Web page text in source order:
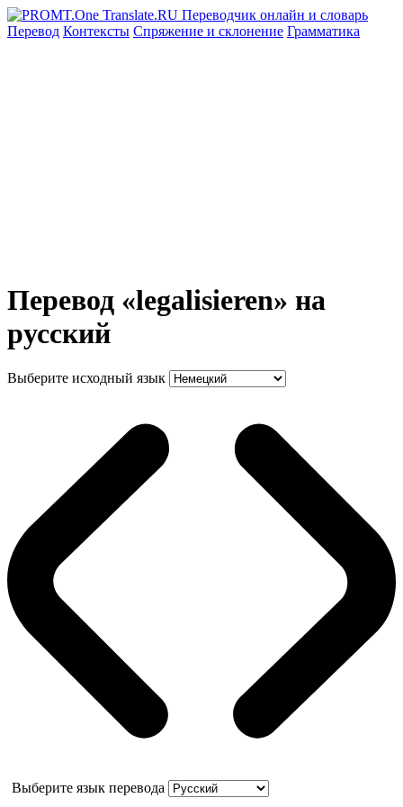
Перевод Контексты Спряжение и склонение Грамматика
Перевод «legalisieren» на
русский
Выберите исходный язык
Выберите язык перевода